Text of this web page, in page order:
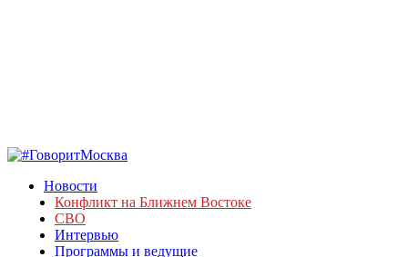
Новости
Конфликт на Ближнем Востоке
СВО
Интервью
Программы и ведущие